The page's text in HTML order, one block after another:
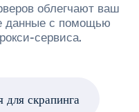
облегчают ваш
данные с помощью
сервиса.
для скрапинга